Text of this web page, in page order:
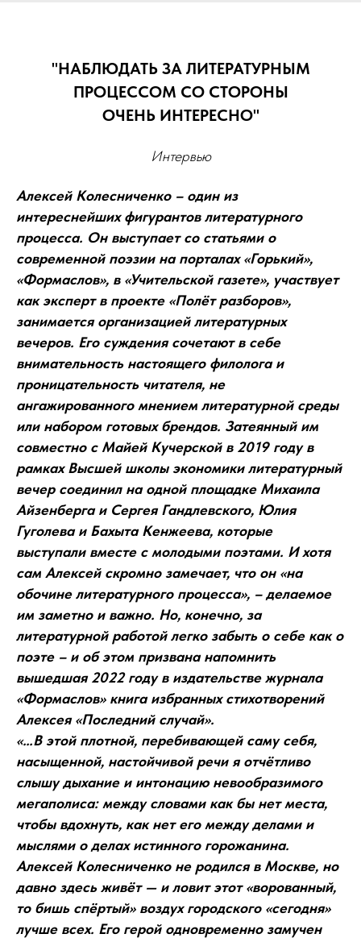
"НАБЛЮДАТЬ ЗА ЛИТЕРАТУРНЫМ
ПРОЦЕССОМ СО СТОРОНЫ
ОЧЕНЬ ИНТЕРЕСНО"
Интервью
Алексей Колесниченко – один из
интереснейших фигурантов литературного
процесса. Он выступает со статьями о
современной поэзии на порталах «Горький»,
«Формаслов», в «Учительской газете», участвует
как эксперт в проекте «Полёт разборов»,
занимается организацией литературных
вечеров. Его суждения сочетают в себе
внимательность настоящего филолога и
проницательность читателя, не
ангажированного мнением литературной среды
или набором готовых брендов. Затеянный им
совместно с Майей Кучерской в 2019 году в
рамках Высшей школы экономики литературный
вечер соединил на одной площадке Михаила
Айзенберга и Сергея Гандлевского, Юлия
Гуголева и Бахыта Кенжеева, которые
выступали вместе с молодыми поэтами. И хотя
сам Алексей скромно замечает, что он «на
обочине литературного процесса», – делаемое
им заметно и важно. Но, конечно, за
литературной работой легко забыть о себе как о
поэте – и об этом призвана напомнить
вышедшая 2022 году в издательстве журнала
«Формаслов» книга избранных стихотворений
Алексея «Последний случай».
«…В этой плотной, перебивающей саму себя,
насыщенной, настойчивой речи я отчётливо
слышу дыхание и интонацию невообразимого
мегаполиса: между словами как бы нет места,
чтобы вдохнуть, как нет его между делами и
мыслями о делах истинного горожанина.
Алексей Колесниченко не родился в Москве, но
давно здесь живёт — и ловит этот «ворованный,
то бишь спёртый» воздух городского «сегодня»
лучше всех. Его герой одновременно замучен